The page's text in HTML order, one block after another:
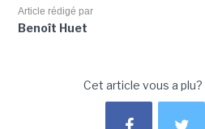
Article rédigé par
Benoît Huet
Cet article vous a plu?